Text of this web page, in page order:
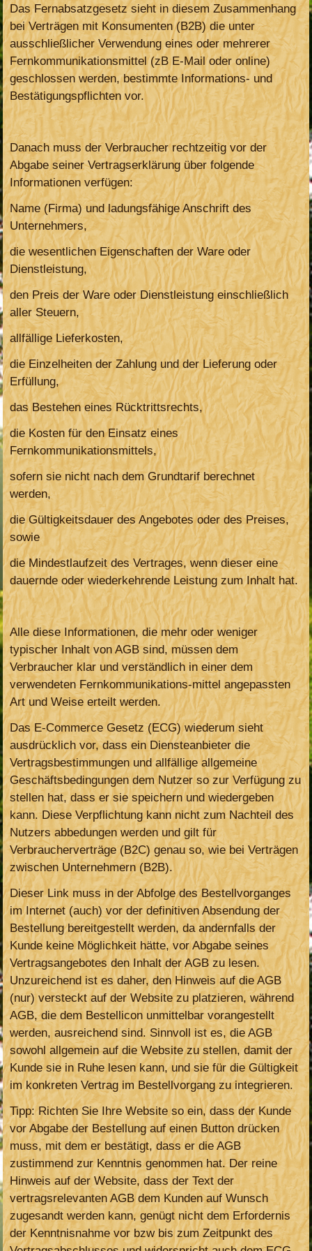
Das Fernabsatzgesetz sieht in diesem Zusammenhang
bei Verträgen mit Konsumenten (B2B) die unter
ausschließlicher Verwendung eines oder mehrerer
Fernkommunikationsmittel (zB E-Mail oder online)
geschlossen werden, bestimmte Informations- und
Bestätigungspflichten vor.
Danach muss der Verbraucher rechtzeitig vor der
Abgabe seiner Vertragserklärung über folgende
Informationen verfügen:
Name (Firma) und ladungsfähige Anschrift des
Unternehmers,
die wesentlichen Eigenschaften der Ware oder
Dienstleistung,
den Preis der Ware oder Dienstleistung einschließlich
aller Steuern,
allfällige Lieferkosten,
die Einzelheiten der Zahlung und der Lieferung oder
Erfüllung,
das Bestehen eines Rücktrittsrechts,
die Kosten für den Einsatz eines
Fernkommunikationsmittels,
sofern sie nicht nach dem Grundtarif berechnet
werden,
die Gültigkeitsdauer des Angebotes oder des Preises,
sowie
die Mindestlaufzeit des Vertrages, wenn dieser eine
dauernde oder wiederkehrende Leistung zum Inhalt hat.
Alle diese Informationen, die mehr oder weniger
typischer Inhalt von AGB sind, müssen dem
Verbraucher klar und verständlich in einer dem
verwendeten Fernkommunikations-mittel angepassten
Art und Weise erteilt werden.
Das E-Commerce Gesetz (ECG) wiederum sieht
ausdrücklich vor, dass ein Diensteanbieter die
Vertragsbestimmungen und allfällige allgemeine
Geschäftsbedingungen dem Nutzer so zur Verfügung zu
stellen hat, dass er sie speichern und wiedergeben
kann. Diese Verpflichtung kann nicht zum Nachteil des
Nutzers abbedungen werden und gilt für
Verbraucherverträge (B2C) genau so, wie bei Verträgen
zwischen Unternehmern (B2B).
Dieser Link muss in der Abfolge des Bestellvorganges
im Internet (auch) vor der definitiven Absendung der
Bestellung bereitgestellt werden, da andernfalls der
Kunde keine Möglichkeit hätte, vor Abgabe seines
Vertragsangebotes den Inhalt der AGB zu lesen.
Unzureichend ist es daher, den Hinweis auf die AGB
(nur) versteckt auf der Website zu platzieren, während
AGB, die dem Bestellicon unmittelbar vorangestellt
werden, ausreichend sind. Sinnvoll ist es, die AGB
sowohl allgemein auf die Website zu stellen, damit der
Kunde sie in Ruhe lesen kann, und sie für die Gültigkeit
im konkreten Vertrag im Bestellvorgang zu integrieren.
Tipp: Richten Sie Ihre Website so ein, dass der Kunde
vor Abgabe der Bestellung auf einen Button drücken
muss, mit dem er bestätigt, dass er die AGB
zustimmend zur Kenntnis genommen hat. Der reine
Hinweis auf der Website, dass der Text der
vertragsrelevanten AGB dem Kunden auf Wunsch
zugesandt werden kann, genügt nicht dem Erfordernis
der Kenntnisnahme vor bzw bis zum Zeitpunkt des